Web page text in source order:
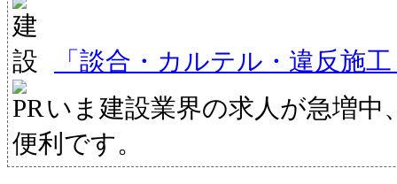
「談合・カルテル・違反施
いま建設業界の求人が急増中
便利です。